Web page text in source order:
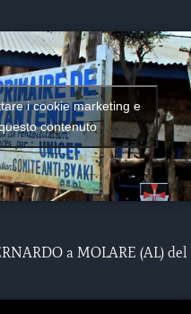
i cookie marketing e
contenuto
a MOLARE (AL) del